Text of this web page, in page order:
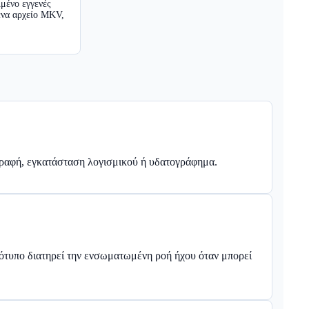
εγγενές
αρχείο MKV,
εγκατάσταση λογισμικού ή υδατογράφημα.
διατηρεί την ενσωματωμένη ροή ήχου όταν μπορεί